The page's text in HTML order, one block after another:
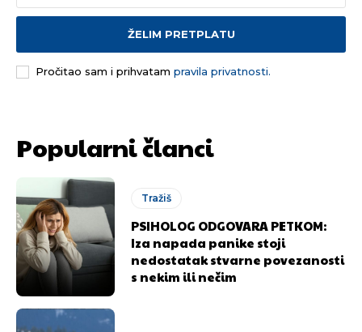
ŽELIM PRETPLATU
Pročitao sam i prihvatam pravila privatnosti.
Popularni članci
Tražiš
PSIHOLOG ODGOVARA PETKOM:
Iza napada panike stoji
nedostatak stvarne povezanosti
s nekim ili nečim